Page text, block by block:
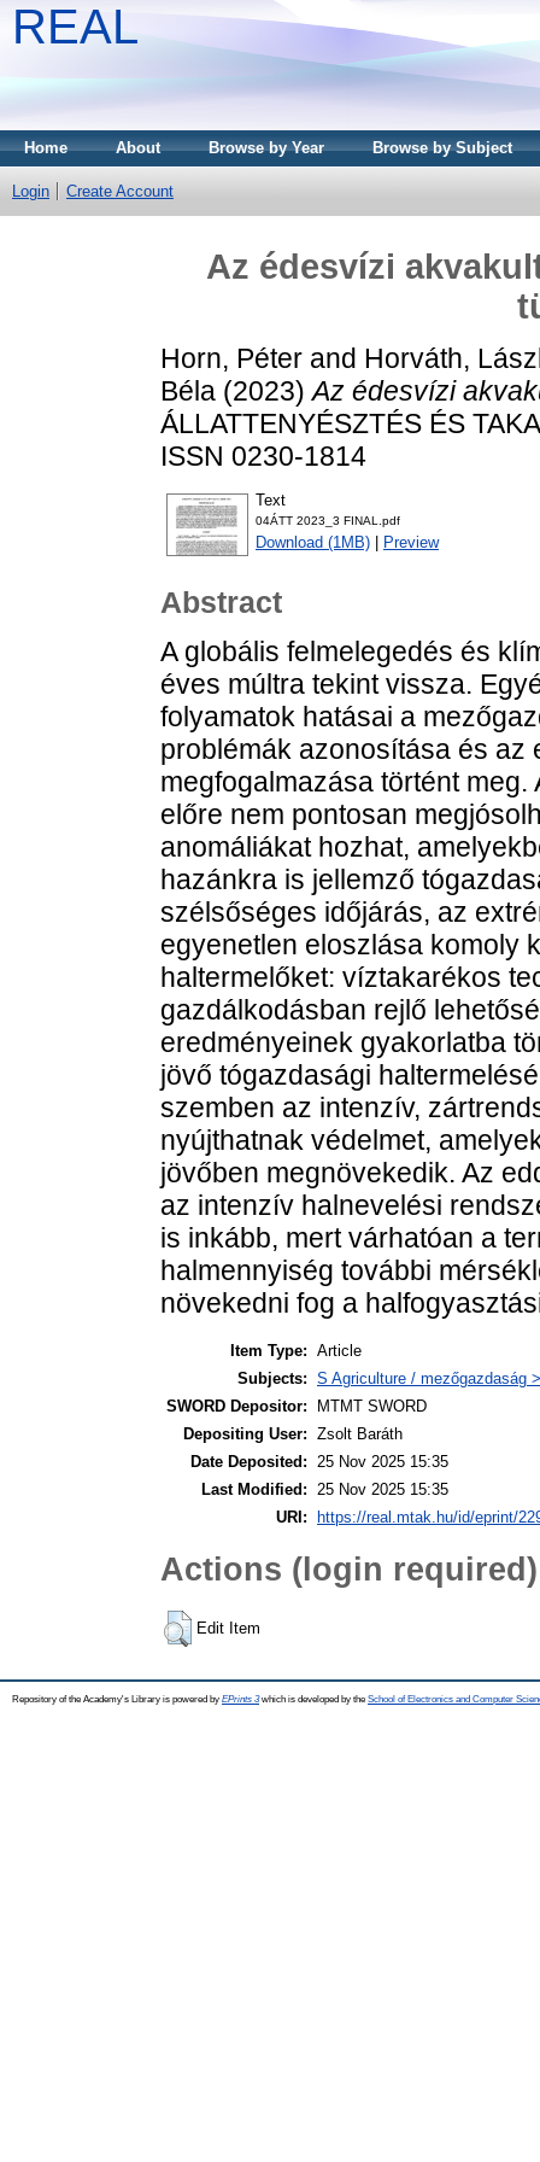
REAL
Home About Browse by Year Browse by Subject
Login Create Account
Az édesvízi
Horn, Péter and Horváth,
Béla (2023)Az édesvízi
ÁLLATTENYÉSZTÉS ÉS
ISSN 0230-1814
Text
04ÁTT 2023_3 FINAL.pdf
Download (1MB) Preview
Abstract
A globális felmelegedés és
éves múltra tekint vissza.
folyamatok hatásai a
problémák azonosítása és az
megfogalmazása történt
előre nem pontosan
anomáliákat hozhat,
hazánkra is jellemző
szélsőséges időjárás, az
egyenetlen eloszlása komoly
haltermelőket: víztakarékos
gazdálkodásban rejlő
eredményeinek gyakorlatba
jövő tógazdasági
szemben az intenzív,
nyújthatnak védelmet,
jövőben megnövekedik. Az
az intenzív halnevelési
is inkább, mert várhatóan a
halmennyiség további
növekedni fog a
Item Type: Article
Subjects: S Agriculture / mezőgazdaság
SWORD Depositor:
MTMT SWORD
Depositing User: Zsolt Baráth
Date Deposited:
25 Nov 2025 15:35
Last Modified:
25 Nov 2025 15:35
URI: https://real.mtak.hu/id/eprint/
Actions (login required)
Edit Item
Repository of the Academy's Library is powered by EPrints 3which is developed by the School of Electronics and Computer